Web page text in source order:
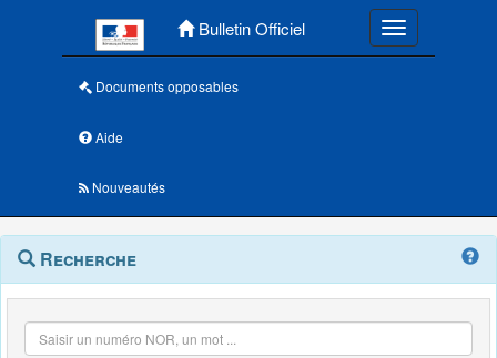
Bulletin Officiel Toggle
Documents opposables
Aide
Nouveautés
Navigation
outils
Menu
contextuel
Recherche